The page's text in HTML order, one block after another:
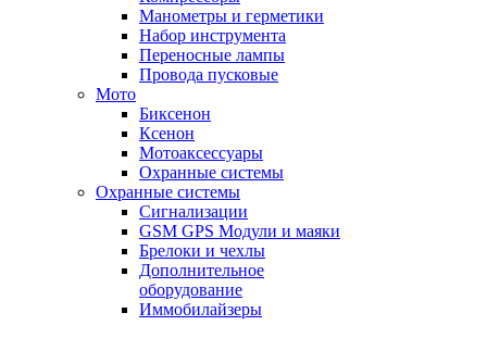
Манометры и герметики
Набор инструмента
Переносные лампы
Провода пусковые
Мото
Биксенон
Ксенон
Мотоаксессуары
Охранные системы
Охранные системы
Сигнализации
GSM GPS Модули и маяки
Брелоки и чехлы
Дополнительное
оборудование
Иммобилайзеры